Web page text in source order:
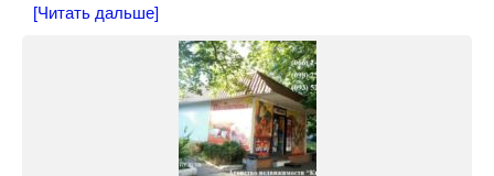
[Читать дальше]